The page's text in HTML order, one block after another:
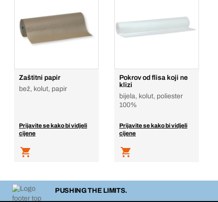
Zaštitni papir
bež, kolut, papir
Prijavite se kako bi vidjeli
cijene
Pokrov od flisa koji ne
klizi
bijela, kolut, poliester
100%
Prijavite se kako bi vidjeli
cijene
PUSHING THE LIMITS.